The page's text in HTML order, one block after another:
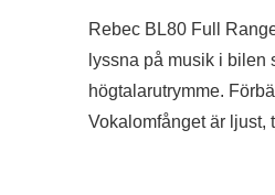
Rebec BL80 Full
lyssna på musik i bilen
högtalarutrymme.
Vokalomfånget är ljust,